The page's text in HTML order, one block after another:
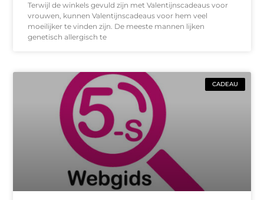
Terwijl de winkels gevuld zijn met Valentijnscadeaus voor
vrouwen, kunnen Valentijnscadeaus voor hem veel
moeilijker te vinden zijn. De meeste mannen lijken
genetisch allergisch te
CADEAU